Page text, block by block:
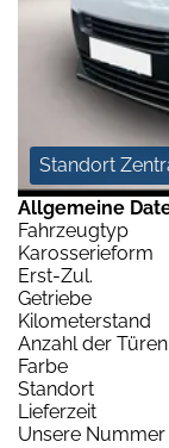
Standort
Allgemeine
Fahrzeugtyp
Karosserieform
Erst-Zul.
Getriebe
Kilometerstand
Anzahl der Türen
Farbe
Standort
Lieferzeit
Unsere Nummer